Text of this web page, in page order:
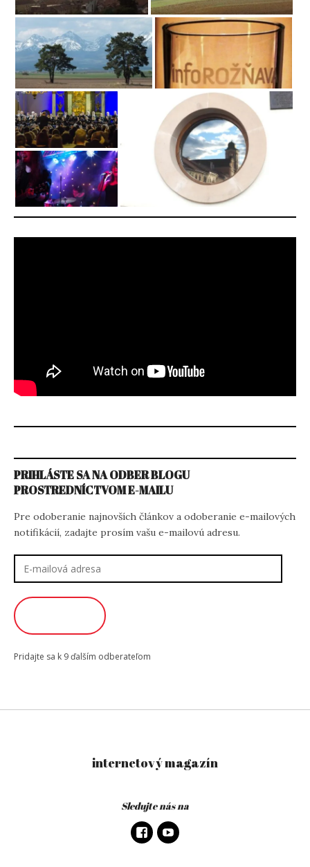
PRIHLÁSTE SA NA ODBER BLOGU
PROSTREDNÍCTVOM E-MAILU
Pre odoberanie najnovších článkov a odoberanie e-mailových
notifikácií, zadajte prosím vašu e-mailovú adresu.
adresa
Pridajte sa k 9 ďalším odberateľom
internetový magazín
Sledujte nás na